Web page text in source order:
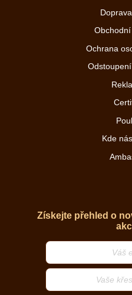
Ochrana
Kde
Získejte přehled o